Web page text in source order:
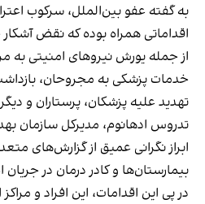
به گفته عفو بین‌الملل، سرکوب
اقداماتی همراه بوده که نقض
از جمله یورش نیروهای امنیتی به
خدمات پزشکی به مجروحان،
تهدید علیه پزشکان، پرستاران و
تدروس ادهانوم، مدیرکل سازمان
ابراز نگرانی عمیق از گزارش‌های
بیمارستان‌ها و کادر درمان در جریان
در پی این اقدامات، این افراد و